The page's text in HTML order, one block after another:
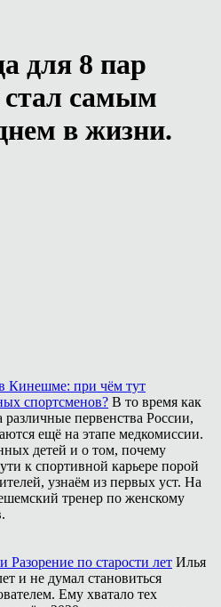
для 8 пар
самым
в жизни.
Кинешме: при чём тут
спортсменов? В то время как
первенства России,
ещё на этапе медкомиссии.
детей и о том, почему
к спортивной карьере порой
узнаём из первых уст. На
тренер по женскому
по старости лет Илья
и не думал становиться
Ему хватало тех